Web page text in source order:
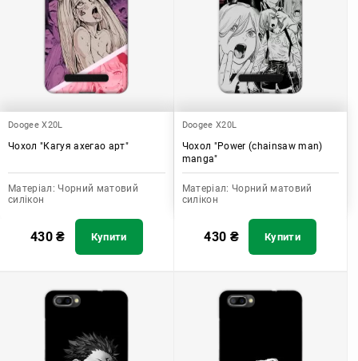
Doogee X20L
Чохол "Кагуя ахегао арт"
Матеріал: Чорний матовий
силікон
430₴ Купити
Doogee X20L
Чохол "Power (chainsaw man)
manga"
Матеріал: Чорний матовий
силікон
430 ₴ Купити